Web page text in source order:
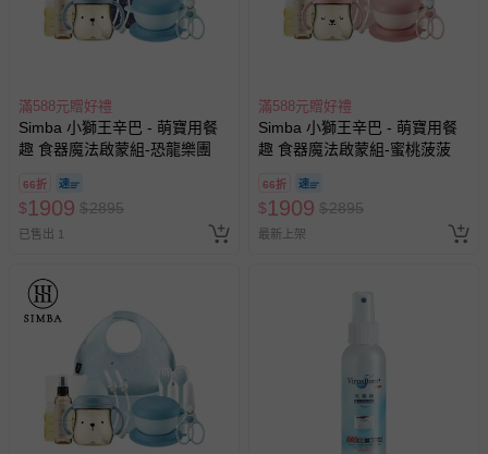
滿588元贈好禮
Simba 小獅王辛巴 - 萌寶用餐
趣 食器魔法啟蒙組-恐龍樂團
66折
$1909 $2895
已售出 1
滿588元贈好禮
Simba 小獅王辛巴 - 萌寶用餐
趣 食器魔法啟蒙組-蜜桃菠菠
66折
$1909 $2895
最新上架